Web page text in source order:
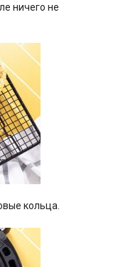
ничего не
кольца.